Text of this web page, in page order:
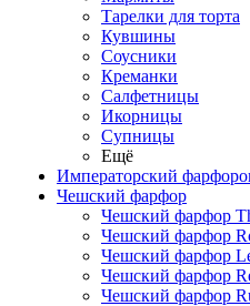
Тарелки для торта
Кувшины
Соусники
Креманки
Салфетницы
Икорницы
Супницы
Ещё
Императорский
Чешский фарфор
Чешский фарфор
Чешский фарфор
Чешский фарфор
Чешский фарфор
Чешский фарфор